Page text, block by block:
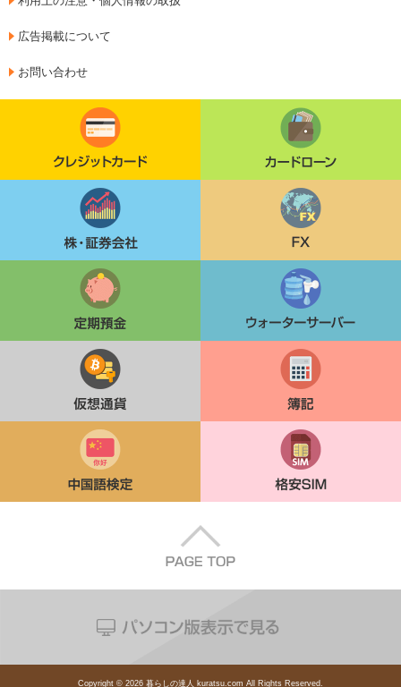
広告掲載について
お問い合わせ
クレジットカード カードローン
株・証券会社 FX
定期貯金 ウォーターサーバー
仮想通貨 簿記
中国語検定 格安SIM
Copyright © 2026 暮らしの達人 kuratsu.com All Rights Reserved.